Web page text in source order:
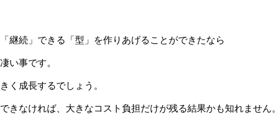
継続」できる「型」を作りあげることができたなら
い事です。
く成長するでしょう。
きなければ、大きなコスト負担だけが残る結果かも知れません。